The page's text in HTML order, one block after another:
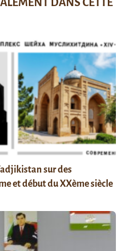
sur des
et début du XXème siècle